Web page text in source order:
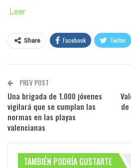
Leer
Share Facebook Twitter
PREV POST
Una brigada de 1.000 jóvenes
vigilará que se cumplan las
normas en las playas
valencianas
TAMBIÉN PODRÍA GUSTARTE